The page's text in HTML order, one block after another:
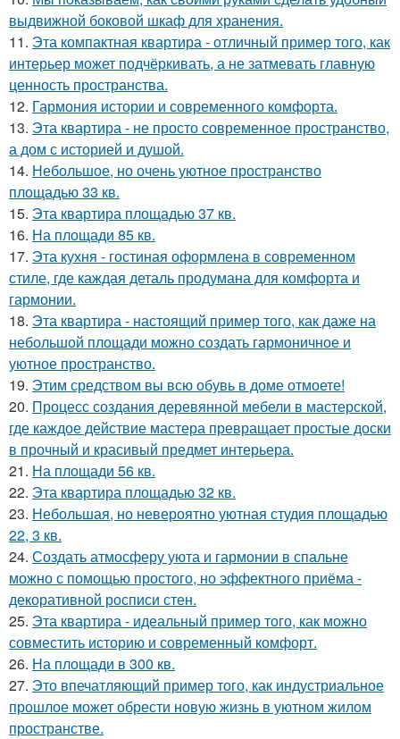
выдвижной боковой шкаф для хранения.
11. Эта компактная квартира - отличный пример того, как
интерьер может подчёркивать, а не затмевать главную
ценность пространства.
12. Гармония истории и современного комфорта.
13. Эта квартира - не просто современное пространство,
а дом с историей и душой.
14. Небольшое, но очень уютное пространство
площадью 33 кв.
15. Эта квартира площадью 37 кв.
16. На площади 85 кв.
17. Эта кухня - гостиная оформлена в современном
стиле, где каждая деталь продумана для комфорта и
гармонии.
18. Эта квартира - настоящий пример того, как даже на
небольшой площади можно создать гармоничное и
уютное пространство.
19. Этим средством вы всю обувь в доме отмоете!
20. Процесс создания деревянной мебели в мастерской,
где каждое действие мастера превращает простые доски
в прочный и красивый предмет интерьера.
21. На площади 56 кв.
22. Эта квартира площадью 32 кв.
23. Небольшая, но невероятно уютная студия площадью
22, 3 кв.
24. Создать атмосферу уюта и гармонии в спальне
можно с помощью простого, но эффектного приёма -
декоративной росписи стен.
25. Эта квартира - идеальный пример того, как можно
совместить историю и современный комфорт.
26. На площади в 300 кв.
27. Это впечатляющий пример того, как индустриальное
прошлое может обрести новую жизнь в уютном жилом
пространстве.